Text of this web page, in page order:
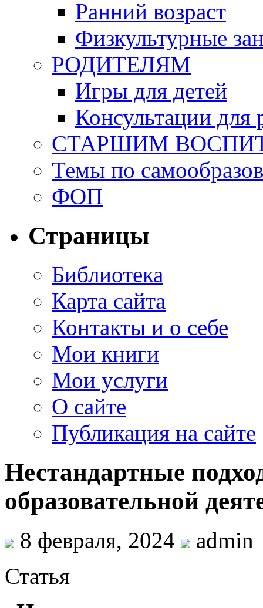
Ранний возраст
Физкультурные
РОДИТЕЛЯМ
Игры для детей
Консультации для
СТАРШИМ
Темы по
ФОП
Страницы
Библиотека
Карта сайта
Контакты и о себе
Мои книги
Мои услуги
О сайте
Публикация на сайте
Нестандартные
образовательной
8 февраля, 2024
admin
Статья